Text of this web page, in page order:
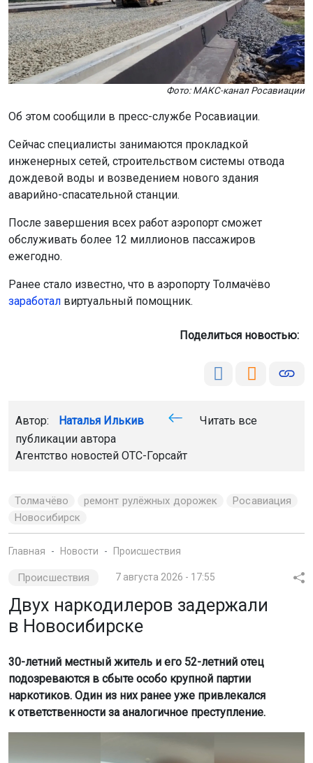
Фото: МАКС-канал Росавиации
Об этом сообщили в пресс-службе Росавиации.
Сейчас специалисты занимаются прокладкой
инженерных сетей, строительством системы отвода
дождевой воды и возведением нового здания
аварийно-спасательной станции.
После завершения всех работ аэропорт сможет
обслуживать более 12 миллионов пассажиров
ежегодно.
Ранее стало известно, что в аэропорту Толмачёво
заработал виртуальный помощник.
Поделиться новостью:
Автор: Наталья Илькив
Читать все
публикации автора
Агентство новостей ОТС-Горсайт
Толмачёво ремонт рулёжных дорожек
Росавиация
Новосибирск
Главная Новости Происшествия
Происшествия 7 августа 2026 - 17:55
Двух наркодилеров задержали
в Новосибирске
30-летний местный житель и его 52-летний отец
подозреваются в сбыте особо крупной партии
наркотиков. Один из них ранее уже привлекался
к ответственности за аналогичное преступление.